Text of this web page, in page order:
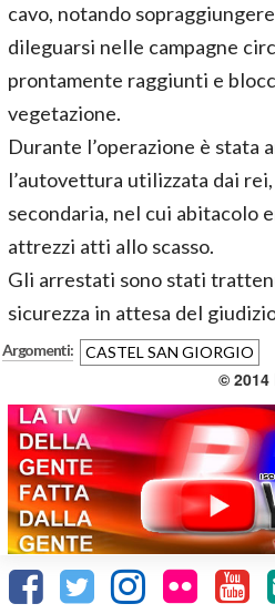
cavo, notando
dileguarsi nelle campagne
prontamente raggiunti e
vegetazione.
Durante l’operazione è stata
l’autovettura utilizzata dai
secondaria, nel cui abitacolo
attrezzi atti allo scasso.
Gli arrestati sono stati
sicurezza in attesa del
Argomenti: CASTEL SAN GIORGIO
© 2014